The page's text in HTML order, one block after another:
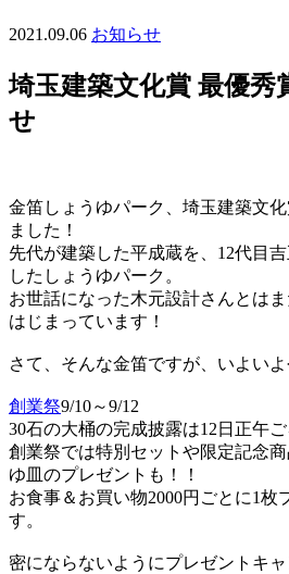
2021.09.06 お知らせ
埼玉建築文化賞 最優秀
せ
金笛しょうゆパーク、埼玉建築文
ました！
先代が建築した平成蔵を、12代目
したしょうゆパーク。
お世話になった木元設計さんとは
はじまっています！
さて、そんな金笛ですが、いよいよ
創業祭9/10～9/12
30石の大桶の完成披露は12日正午
創業祭では特別セットや限定記念
ゆ皿のプレゼントも！！
お食事＆お買い物2000円ごとに1枚
す。
密にならないようにプレゼントキャ